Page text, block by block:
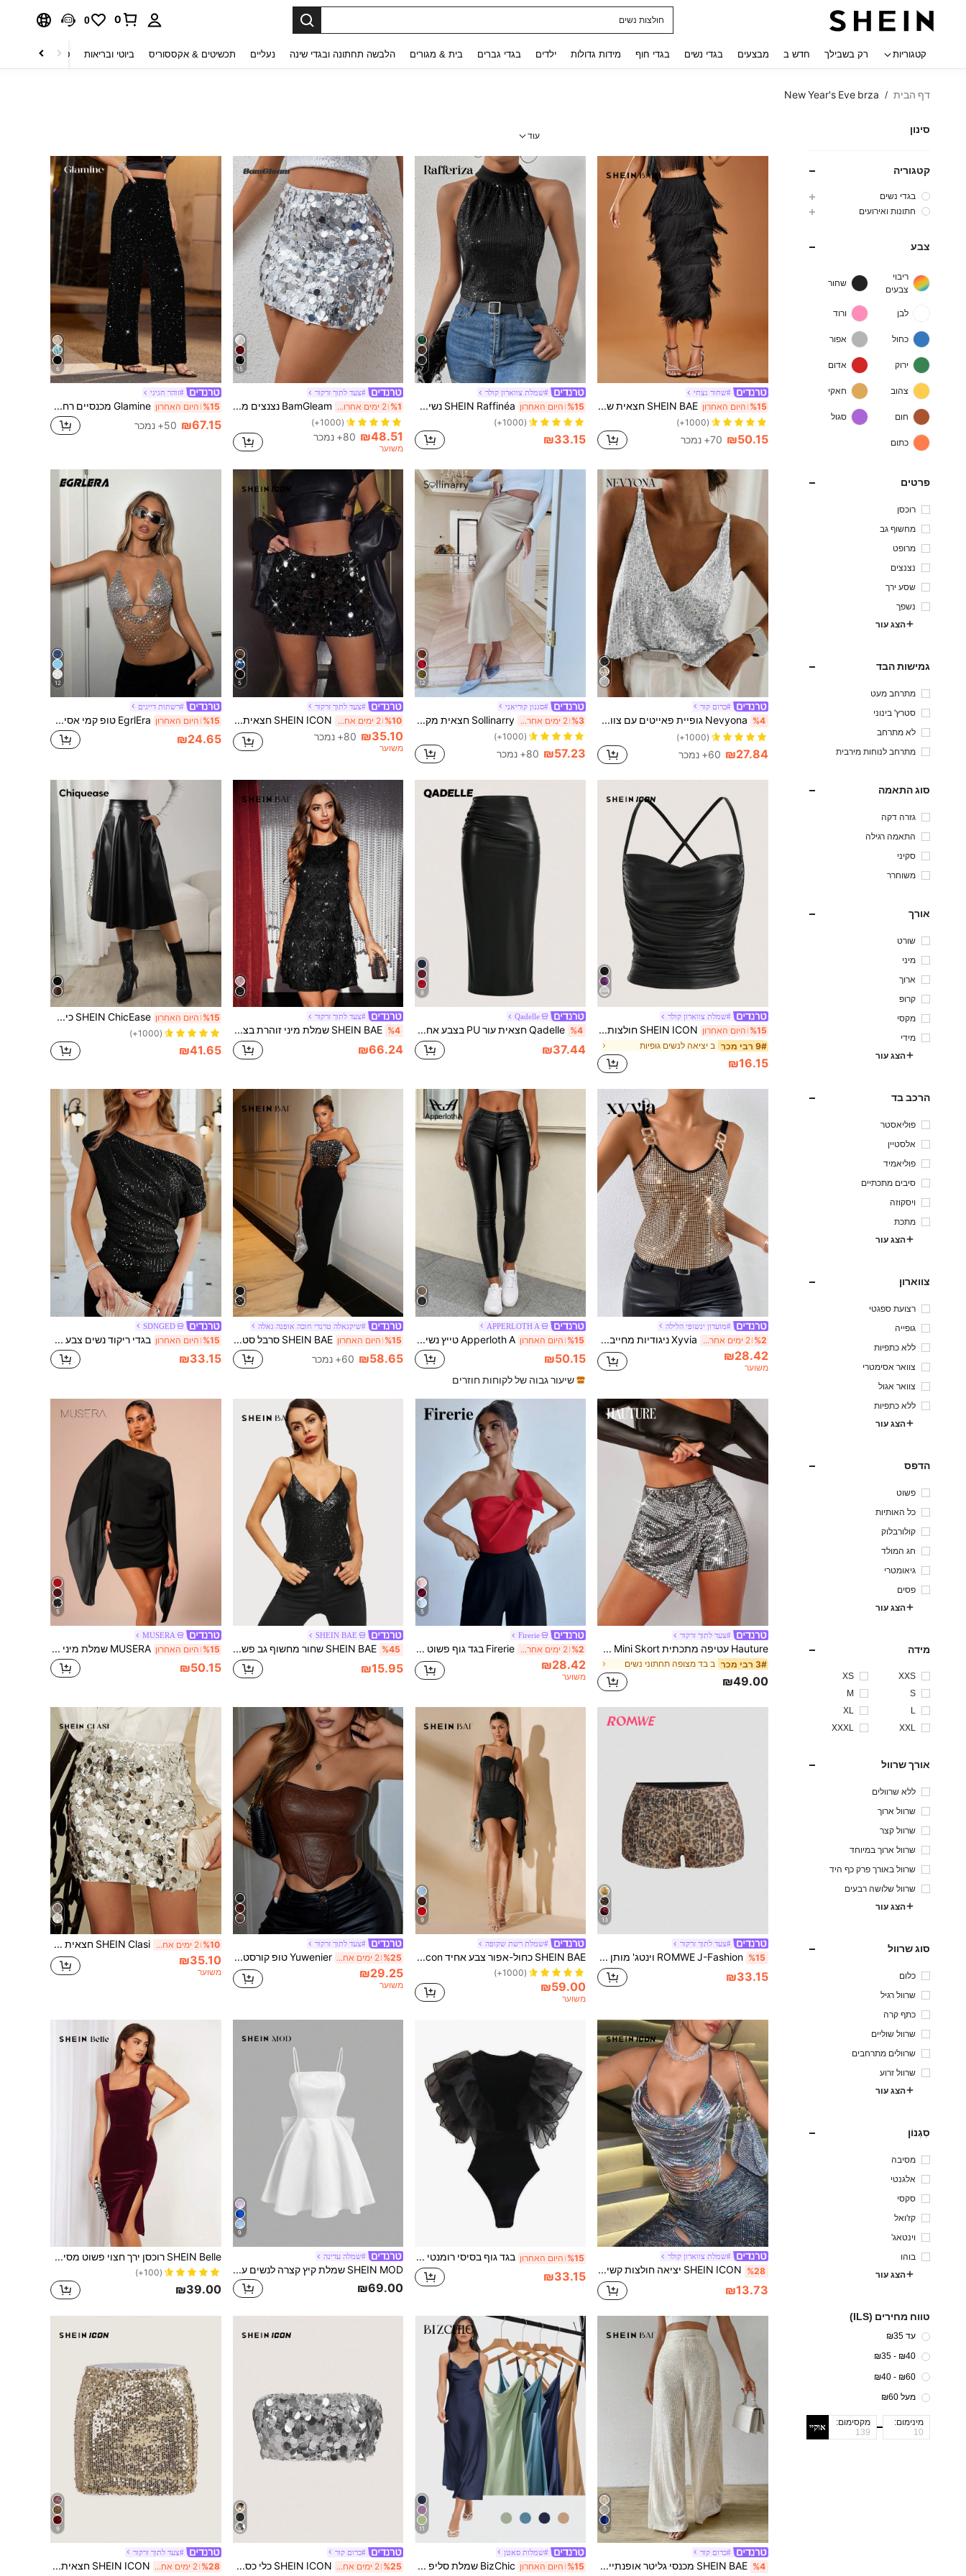
נעלי גלגלים לילדות
0
0
קטגוריות רק בשבילך חדש ב מבצעים בגדי נשים בגדי חוף מידות גדולות ילדים בגדי גברים בית & מגורים הלבשה תחתונה ובגדי שינה נעליים תכשיטים & אקססוריס ביוטי ובריאות טקסטיל לבית
דף הבית /
New Year's Eve brza
סינון
קטגוריה
בגדי נשים
חתונות ואירועים
צבע
ריבוי
צבעים
שחור
לבן ורוד
כחול אפור
ירוק אדום
צהוב חאקי
חום סגול
כתום
פרטים
רוכסן
מחשוף גב
מרופט
נצנצים
שסע ירך
נשפך
הצג עור
גמישות הבד
מתרחב מעט
סטרץ' בינוני
לא מתרחב
מתרחב לנוחות מירבית
סוג התאמה
גזרה דקה
התאמה רגילה
סקיני
משוחרר
אורך
שורט
מיני
ארוך
קרופ
מקסי
מידי
הצג עור
הרכב בד
פוליאסטר
אלסטיין
פוליאמיד
סיבים מתכתיים
ויסקוזה
מתכת
הצג עור
צווארון
רצועת ספגטי
גופייה
ללא כתפיות
צוואר אסימטרי
צוואר אגול
ללא כתפיות
הצג עור
הדפס
פשוט
כל האותיות
קולורבלוק
חג המולד
גיאומטרי
פסים
הצג עור
מידה
XXS
XS
S
M
L
XL
XXL
XXXL
אורך שרוול
ללא שרוולים
שרוול ארוך
שרוול קצר
שרוול ארוך במיוחד
שרוול באורך פרק כף היד
שרוול שלושה רבעים
הצג עור
סוג שרוול
כלום
שרוול רגיל
כתף קרה
שרוול שוליים
שרוולים מתרחבים
שרוול זרוע
הצג עור
סִגְנוֹן
מסיבה
אלגנטי
סקסי
קז'ואל
וינטאג'
בוהו
הצג עור
טווח מחירים (ILS)
עד ₪35
₪40 - ₪35
₪60 - ₪40
מעל ₪60
מינימום: מקסימום: אוקיי
עוד
#שחור נצחי
%15 היום האחרון SHEIN BAE חצאית שוליים גבוהה מותניים, פרנזים למסיבת נשים, שכבה מדורגת, רוכסן ארוך סקיני טבעי שחור רגיל חצאיות נשים, אביב/סתיו, לבוש יומיומי
(1000+)
₪50.15 70+ נמכר
7
#שמלת צווארון קולר
%15 היום האחרון SHEIN Raffinéa נשים שחורות רומנטיות עם קשירה צווארון קולר ופאייטים, בסיס ללא שרוולים חולצות נמתחות סקסיות ללא שרוולים לדייט/מסיבה/מועדון לילה/רחוב/יום האהבה/יום הולדת חולצות/חג המולד ליל כל הקדושים/אביב/קיץ/סתיו/חורף עסקים מזדמנים קונצרט משרד ראש השנה סתיו לנשים חתונה אורחת נשים חולצה
(1000+)
₪33.15
15
#צעד לתוך זרקור
%1 2 ימים אחרונים BamGleam נצנצים מיני חצאית Bodycon לבגדי מסיבת חג לשנה החדשה
(1000+)
₪48.51 80+ נמכר
משוער
6
#זוהר חגיגי
%15 היום האחרון Glamine מכנסיים רחבים עם נצנצים בגזרה גבוהה למסיבות חג
₪67.15 50+ נמכר
#כרום קור
%4 Nevyona גופיית פאייטים עם צווארון V צרפתי לנשים לבגדי חג
(1000+)
₪27.84 60+ נמכר
12
#סגנון קוריאני
%3 2 ימים אחרונים Sollinarry חצאית מקסי חלקה צמודה, סגנון רחוב קז'ואל, מינימליסטי, מתאים לקיץ אביב אלגנטי
(1000+)
₪57.23 80+ נמכר
5
#צעד לתוך זרקור
%10 2 ימים אחרונים SHEIN ICON חצאית מיני קצרה במיוחד לנשים בגזרה גבוהה עם מותן צמוד שחור
₪35.10 80+ נמכר
משוער
12
#רשתות דייגים
%15 היום האחרון EgrlEra טופ קמי אסימטרי עם צווארון קולר וגב פתוח, ריינסטון, Y2K
₪24.65
#שמלת צווארון קולר
%15 היום האחרון SHEIN ICON חולצות קדמיות מעורפלות מעור PU ללא גב
9# רבי מכר ב יציאה לנשים גופיות
₪16.15
8
Qadelle
%4 Qadelle חצאית עור PU בצבע אחיד לנשים, סתיו לנשים
₪37.44
#צעד לתוך זרקור
%4 SHEIN BAE שמלת מיני זוהרת בצבע אחיד עם נצנצים וצווארון עגול ללא שרוולים לנשים
₪66.24
%15 היום האחרון SHEIN ChicEase כיס רוכסן פשוט מסיבה חצאית
(1000+)
₪41.65
#מועדון ינשופי הלילה
%2 2 ימים אחרונים Xyvia ניגודיות מחייבת Cami Top גרפי חולצות נשים
₪28.42
משוער
APPERLOTH A
%15 היום האחרון Apperloth A טייץ נשים בצבע אחיד במיותח גבוה מעור PU, פאנק פסטיבל מוזיקה שחור סתיו
₪50.15
שיעור גבוה של לקוחות חוזרים
#שיקגאלה טרנדי חובה אופנה גאלה
%15 היום האחרון SHEIN BAE סרבל סטרפלס בעיצוב חרוזים לנשים, סגנון פשוט, לבוש יומיומי
₪58.65 60+ נמכר
SDNGED
%15 היום האחרון בגדי ריקוד נשים צבע אחיד נצנצים אסוף צווארון אסימטרי אלגנטי אופנתי עליון קז'ואל שחור קיץ
₪33.15
#צעד לתוך זרקור
Hauture עטיפה מתכתית O-Ring Mini Skort
3# רבי מכר ב בד מצופה תחתוני נשים
₪49.00
5
Firerie
%2 2 ימים אחרונים Firerie בגד גוף פשוט אלגנטי לנשים עם עיצוב קשת, לבוש יומיומי
₪28.42
משוער
SHEIN BAE
%45 SHEIN BAE שחור מחשוף גב פשוט מסיבה קאמי
₪15.95
5
MUSERA
%15 היום האחרון MUSERA שמלת מיני עם צווארון סירה, קיץ לחופשה, סקסית, בוהו, אלגנטית, חופשה, בוהו, איביזה, חופשת חוף, רייב, פסטיבל, אורחת חתונה, יום הולדת, לילה בחוץ, דייט, מסיבת ליל כל הקדושים, תלבושת קיץ שיקית, קרנבל, אורחת חתונה, חופשת קיץ, פסטיבל חגים
₪50.15
13
#צעד לתוך זרקור
%15 ROMWE J-Fashion וינטג' מותן נמוך סופר קצר נמר הדפס נוצץ מכנסיים קצרים לנשים, פסטיבל רייב
₪33.15
9
#שמלת רשת שקופה
SHEIN BAE כחול-אפור צבע אחיד Bodycon שמלת מיני ללא שרוולים עם פרטי ריצה וגזרה, קיץ
(1000+)
₪59.00
משוער
#צעד לתוך זרקור
%25 2 ימים אחרונים Yuwenier טופ קורסט רטרו בצבע אחיד עם הדפס פרחים, שוליים אסימטריים, עם קשירה בגב, גב חשוף, עשוי עור PU, למסיבת מוזיקה, מסיבת יום הולדת, חום, סתיו
₪29.25
משוער
%10 2 ימים אחרונים SHEIN Clasi חצאית נצנצים עם פאייטים
₪35.10
משוער
#שמלת צווארון קולר
%28 SHEIN ICON יציאה חולצות קשירה ללא גב נצנצים העליונים
₪13.73
%15 היום האחרון בגד גוף בסיסי רומנטי לנשים, רשת, אלמנט שחור חמוד, רומנטיקה, אלגנטי, קיץ
₪33.15
9
#שמלה עדינה
SHEIN MOD שמלת קיץ קצרה לנשים עם עיטור פרפרים לבנים, גב פתוח, חיתוך גב, רוכסן, ללא שרוולים, גזרה צמודה עם פתח רחב, אלגנטית, למסיבת סיום לימודים
₪69.00
SHEIN Belle רוכסן ירך חצוי פשוט מסיבה שמלה
(100+)
₪39.00
5
#כרום קור
%4 SHEIN BAE מכנסי גליטר אופנתיים עם רגליים רחבות בגזרה גבוהה
11
#שמלות סאטן
%15 היום האחרון BizChic שמלת סליפ אלגנטית לנשים מבד סאטן עם מחשוף נשפך, אורך ארוך, מתאימה לחתונות, עסקים קז'ואל, קונצרטים ולבוש לאורחי חתונה
#כרום קור
%25 2 ימים אחרונים SHEIN ICON כלי כסף קישוט נצנצים טופים סטרפלס
9
#צעד לתוך זרקור
%28 2 ימים אחרונים SHEIN ICON חצאית מיני בודיקון נצנצים זהב